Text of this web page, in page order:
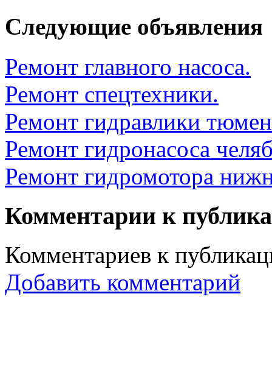
Следующие объявления
Ремонт главного насоса.
Ремонт спецтехники.
Ремонт гидравлики
Ремонт гидронасоса
Ремонт гидромотора
Комментарии к
Комментариев к
Добавить комментарий